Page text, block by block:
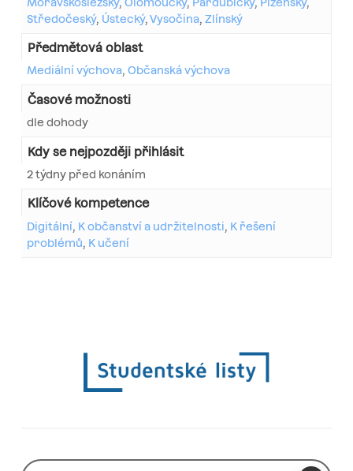
Středočeský, Ústecký, Vysočina, Zlínský
Předmětová oblast
Mediální výchova, Občanská výchova
Časové možnosti
dle dohody
Kdy se nejpozději přihlásit
2 týdny před konáním
Klíčové kompetence
Digitální, K občanství a udržitelnosti, K řešení
problémů, K učení